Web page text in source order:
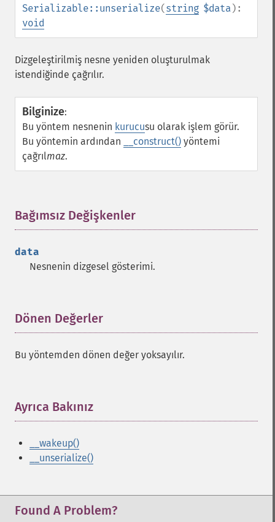
Serializable::unserialize(string $data):
void
Dizgeleştirilmiş nesne yeniden oluşturulmak
istendiğinde çağrılır.
Bilginize:
Bu yöntem nesnenin kurucusu olarak işlem görür.
Bu yöntemin ardından
__construct() yöntemi
çağrılmaz.
Bağımsız Değişkenler
data
Nesnenin dizgesel gösterimi.
Dönen Değerler
Bu yöntemden dönen değer yoksayılır.
Ayrıca Bakınız
__wakeup()
__unserialize()
Found A Problem?